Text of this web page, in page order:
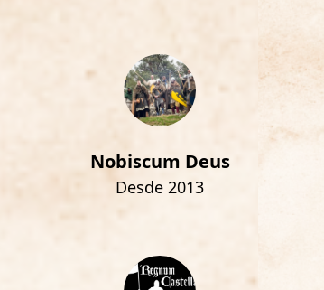
Nobiscum Deus
Desde 2013